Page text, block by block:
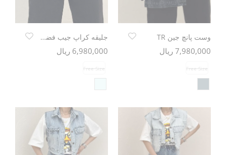
وست پانچ جین TR
7,980,000 ریال
Free Size
جلیقه کراپ جیب فضایی TR
6,980,000 ریال
Free Size